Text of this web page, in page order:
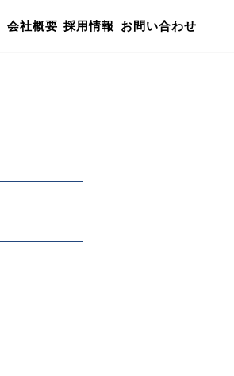
会社概要 採用情報 お問い合わせ